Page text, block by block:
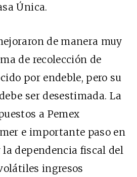
Única.
de manera muy
de recolección de
por endeble, pero su
ser desestimada. La
a Pemex
e importante paso en
dependencia fiscal del
ingresos